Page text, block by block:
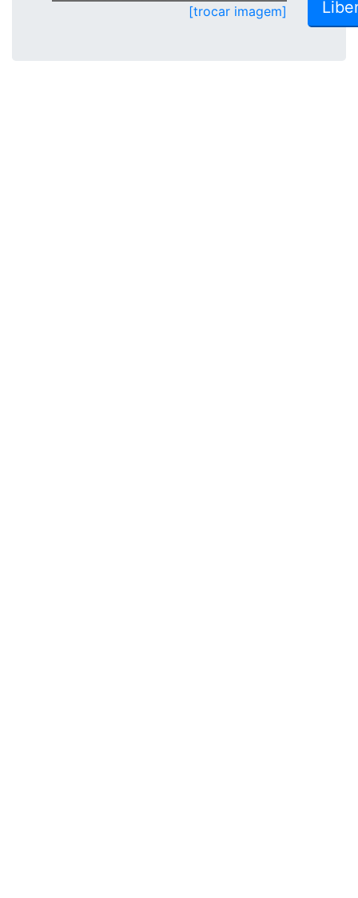
[trocar imagem]